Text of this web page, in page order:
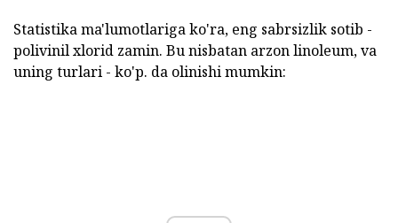
Statistika ma'lumotlariga ko'ra, eng sabrsizlik sotib -
polivinil xlorid zamin. Bu nisbatan arzon linoleum, va
uning turlari - ko'p. da olinishi mumkin: